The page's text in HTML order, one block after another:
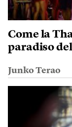
Come la
paradiso
Junko Terao